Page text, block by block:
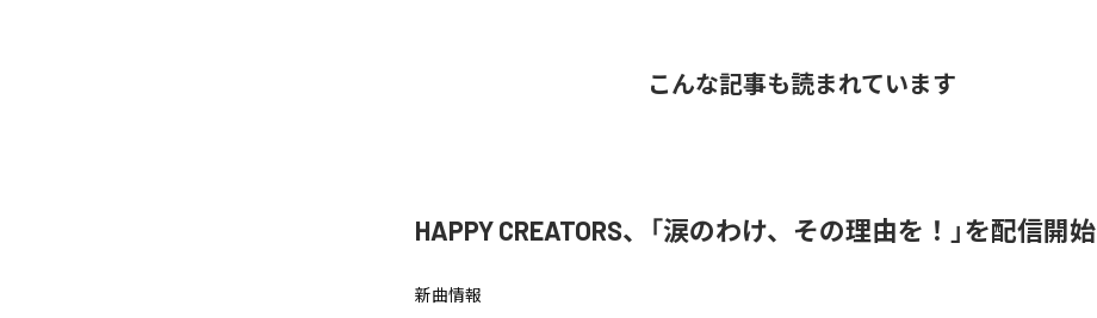
こんな記事も読まれています
HAPPY CREATORS、「涙のわけ、その理由を！」を配信開始
新曲情報